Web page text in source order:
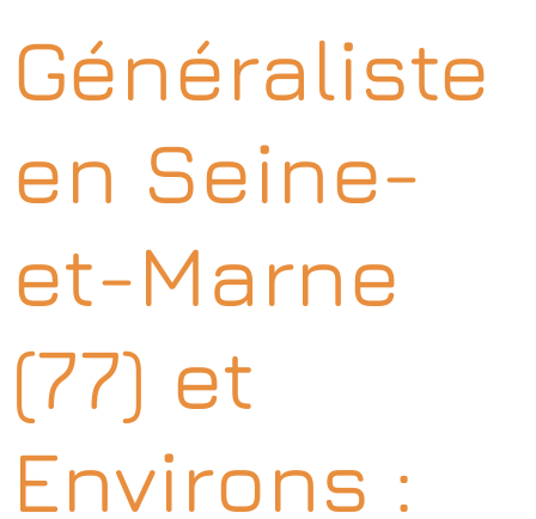
Généraliste
en Seine-
et-Marne
(77) et
Environs :